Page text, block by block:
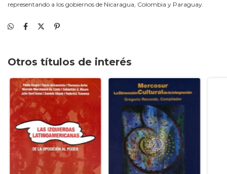
representando a los gobiernos de Nicaragua, Colombia y Paraguay.
Otros títulos de interés